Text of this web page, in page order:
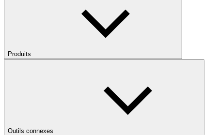
Produits
Outils connexes